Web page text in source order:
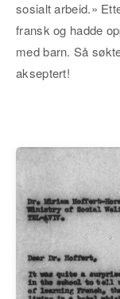
sosialt arbeid.»
fransk og hadde
med barn. Så
akseptert!